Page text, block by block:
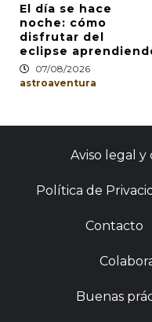
El día se hace
noche: cómo
disfrutar del
eclipse
07/08/2026
astroaventura
Aviso legal y
Política de
Contacto
Buenas